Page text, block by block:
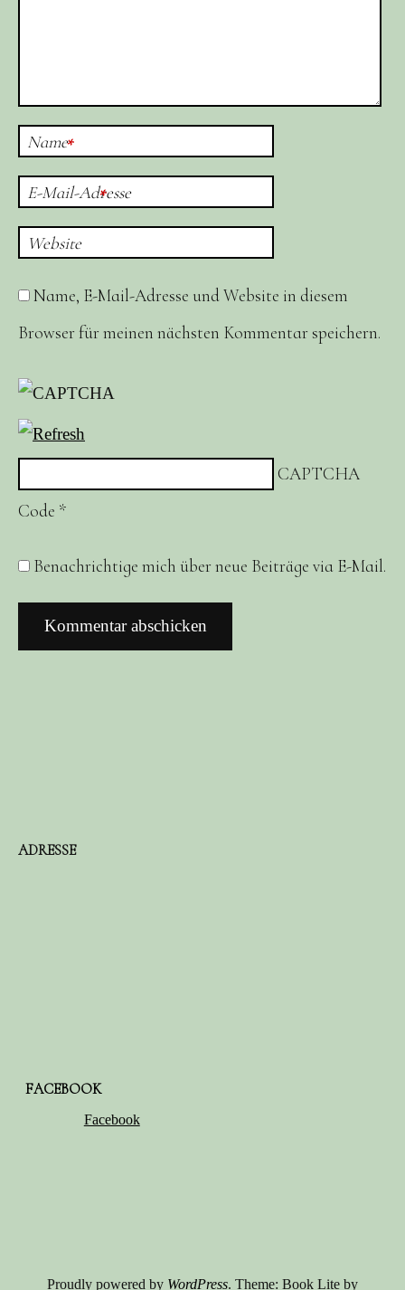
Name*
E-Mail-Adresse
*
Website
Name, E-Mail-Adresse und Website in diesem
Browser für meinen nächsten Kommentar speichern.
CAPTCHA
Code *
Benachrichtige mich über neue Beiträge via E-Mail.
ADRESSE
FACEBOOK
Facebook
Proudly powered by WordPress. Theme: Book Lite by